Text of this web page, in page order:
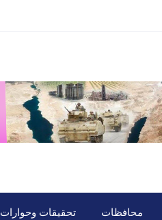
محافظات تحقيقات وحوارات